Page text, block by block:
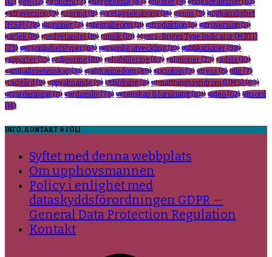
(12) ego (12) ekonomi (7) energiteknik (47) enkäter (9) enneagrammet (62)
extraversion (9) fixering (8) Företagsekonomi (14) genus (9) högkänslighet
(HSP) (28) illusioner (7) Integralteorin (11) introduktion (6) introversion (11)
kärlek (16) medvetandet (16) musik (10) Myers-Briggs Type Indicator (MBTI)
(23) personlighetstyper (63) personlig utveckling (10) publikationer (98)
rapporter (55) redigering (80) rehabilitering (67) relationer (23) rädsla (10)
samhällsvetenskap (31) självkännedom (89) sociologi (9) stress (6) tillit (7)
trädgård (9) uppvaknande (9) Utbildning (8) utmattningssyndrom (UMS) (83)
utvärderingar (11) vardagsliv(76) vetenskap & forskning (101) video (62) Vitsord
(14)
INFO, KONTAKT & FÖLJ
Syftet med denna webbplats
Om upphovsmannen
Policy i enlighet med
dataskyddsförordningen GDPR —
General Data Protection Regulation
Kontakt